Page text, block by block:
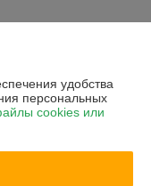
удобства
персональных
cookies или